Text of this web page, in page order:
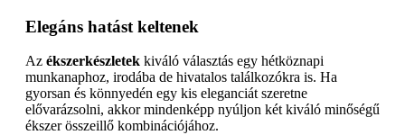
Elegáns hatást keltenek
Az ékszerkészletek kiváló választás egy hétköznapi
munkanaphoz, irodába de hivatalos találkozókra is. Ha
gyorsan és könnyedén egy kis eleganciát szeretne
elővarázsolni, akkor mindenképp nyúljon két kiváló minőségű
ékszer összeillő kombinációjához.